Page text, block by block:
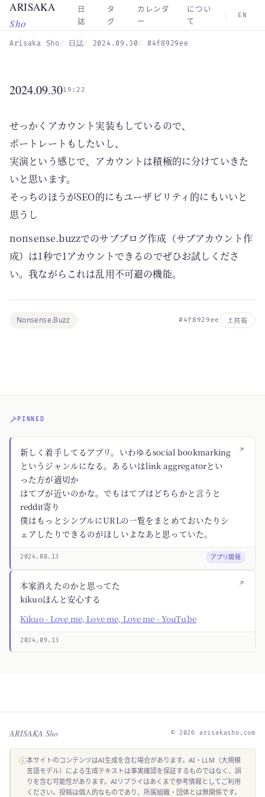
Skip to main content
ARISAKA
Sho
日
誌
タ
グ
カレンダ
ー
につい
て
EN
Arisaka Sho 日誌 2024.09.30 #4f8929ee
2024.09.3019:22
せっかくアカウント実装もしているので、
ポートレートもしたいし、
実演という感じで、アカウントは積極的に分けていきた
いと思います。
そっちのほうがSEO的にもユーザビリティ的にもいいと
思うし
nonsense.buzzでのサブブログ作成（サブアカウント作
成）は1秒で1アカウントできるのでぜひお試しくださ
い。我ながらこれは乱用不可避の機能。
Nonsense.Buzz #4f8929ee 共有
PINNED
↗
新しく着手してるアプリ。いわゆるsocial bookmarking
というジャンルになる。あるいはlink aggregatorとい
った方が適切か
はてブが近いのかな。でもはてブはどちらかと言うと
reddit寄り
僕はもっとシンプルにURLの一覧をまとめておいたりシ
ェアしたりできるのがほしいよなあと思っていた。
2024.08.13 アプリ開発
↗
本家消えたのかと思ってた
kikuoほんと安心する
Kikuo - Love me, Love me, Love me - YouTube
2024.09.13
ARISAKA Sho © 2026 arisakasho.com
ⓘ本サイトのコンテンツはAI生成を含む場合があります。AI・LLM（大規模
言語モデル）による生成テキストは事実確認を保証するものではなく、誤
りを含む可能性があります。AIリプライはあくまで参考情報としてご利用
ください。投稿は個人的なものであり、所属組織・団体とは無関係です。